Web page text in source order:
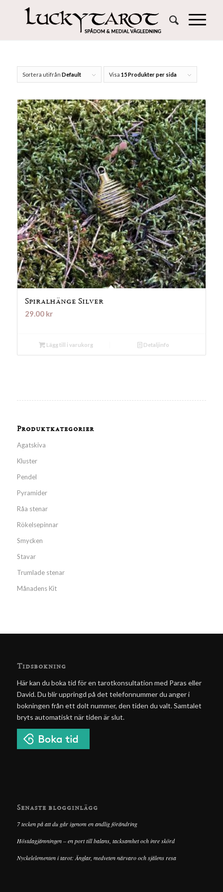
Sortera utifrån Default Visa 15 Produkter per sida
Spiralhänge Silver
29.00 kr
Lägg till i varukorg Detaljinfo
Produktkategorier
Agatskiva
Kluster
Pendel
Pyramider
Råa stenar
Rökelsepinnar
Smycken
Stavar
Trumlade stenar
Månadens Kit
Tidsbokning
Här kan du boka tid för en tarotkonsultation med Paras eller
David. Du blir uppringd på det telefonnummer du anger i
bokningen från ett dolt nummer, den tiden du valt. Samtalet
bryts automatiskt när tiden är slut.
Senaste blogginlägg
7 tecken på att du går igenom en andlig förändring
Höstdagjämningen – en port till balans, tacksamhet och inre skörd
Nyckelelementen i tarot: Änglar, medveten närvaro och själens resa